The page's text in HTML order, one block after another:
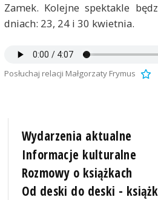
Zamek. Kolejne spektakle
dniach: 23, 24 i 30 kwietnia.
Posłuchaj relacji Małgorzaty Frymus
Wydarzenia aktualne
Informacje kulturalne
Rozmowy o książkach
Od deski do deski -